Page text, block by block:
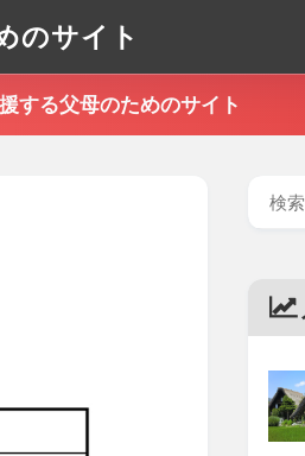
のサイト
する父母のためのサイト